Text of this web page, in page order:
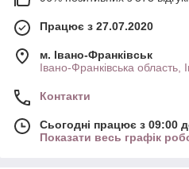
Працює з 27.07.2020
м. Івано-Франківськ
Івано-Франківська область,
Контакти
Сьогодні працює з 09:00
Показати весь графік